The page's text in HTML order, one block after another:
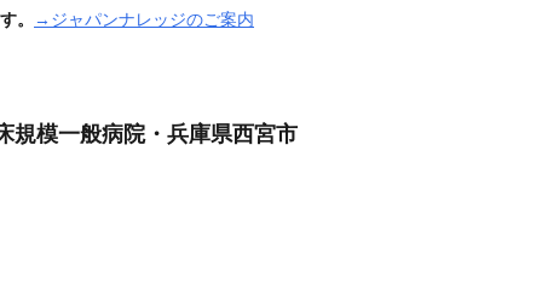
。 →ジャパンナレッジのご案内
規模一般病院・兵庫県西宮市